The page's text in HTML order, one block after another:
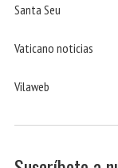
Santa Seu
Vaticano noticias
Vilaweb